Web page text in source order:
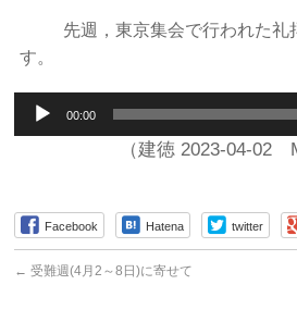
先週，東京集会で行われた礼
す。
ヤ
ー
00:00
（建徳 2023-04-02
Facebook Hatena twitter
← 受難週(4月2～8日)に寄せて